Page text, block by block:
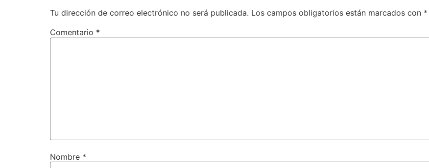
Tu dirección de correo electrónico no será publicada. Los campos obligatorios están marcados con *
Comentario *
Nombre *